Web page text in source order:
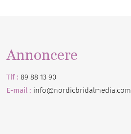
Annoncere
Tlf : 89 88 13 90
E-mail : info@nordicbridalmedia.com